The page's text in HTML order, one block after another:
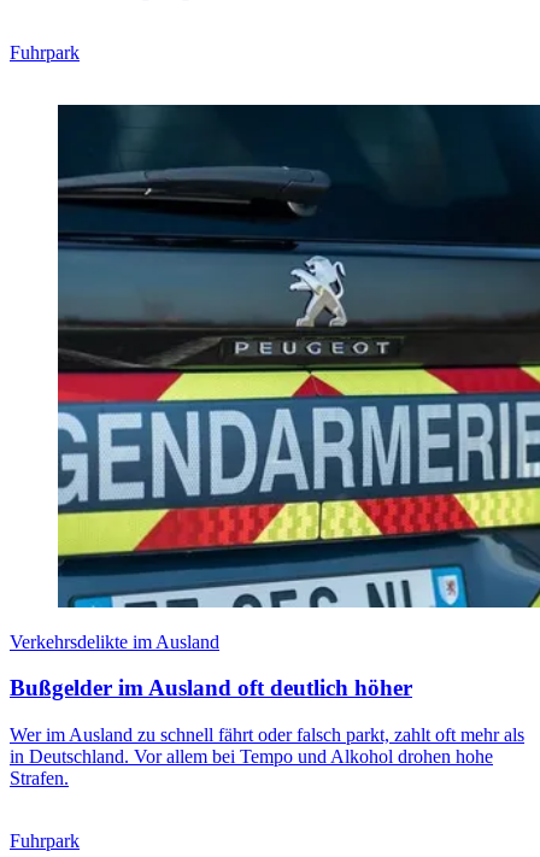
Fuhrpark
Verkehrsdelikte im Ausland
Bußgelder im Ausland oft deutlich höher
Wer im Ausland zu schnell fährt oder falsch parkt, zahlt oft mehr als
in Deutschland. Vor allem bei Tempo und Alkohol drohen hohe
Strafen.
Fuhrpark